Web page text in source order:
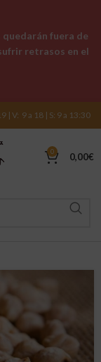
| V: 9 a 18 | S: 9 a 13:30
0 0,00€
fuera de
retrasos en el